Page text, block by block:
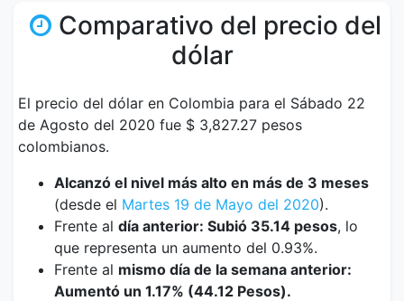
Comparativo del precio del
dólar
El precio del dólar en Colombia para el Sábado 22
de Agosto del 2020 fue $ 3,827.27 pesos
colombianos.
Alcanzó el nivel más alto en más de 3 meses
(desde el Martes 19 de Mayo del 2020).
Frente al día anterior: Subió 35.14 pesos, lo
que representa un aumento del 0.93%.
Frente al mismo día de la semana anterior:
Aumentó un 1.17% (44.12 Pesos).